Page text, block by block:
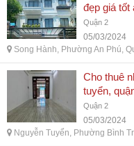
đẹp giá tốt
phú, quận
Quận 2
05/03/2024
Song Hành, Phường An Phú,
Cho thuê
tuyển,
phường
tphcm
Quận 2
05/03/2024
Nguyễn Tuyển, Phường Bình